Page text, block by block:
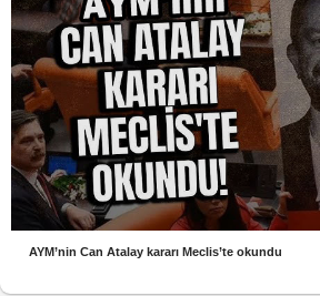
AYM’nin Can Atalay kararı Meclis’te okundu